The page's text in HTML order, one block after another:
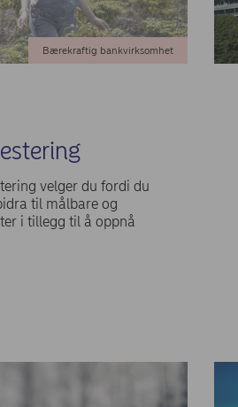
Bærekraftig bankvirksomhet
velger du fordi du
til målbare og
i tillegg til å oppnå